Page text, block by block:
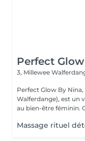
Perfect
3, Millewee
Perfect Glow By
Walferdange), est un
Massage rituel